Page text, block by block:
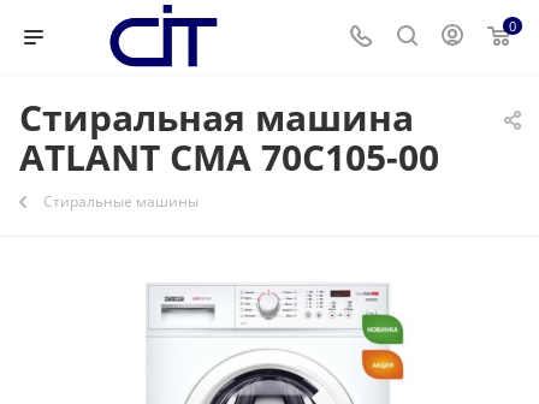
0
Стиральная машина
ATLANT СМА 70С105-00
Стиральные машины